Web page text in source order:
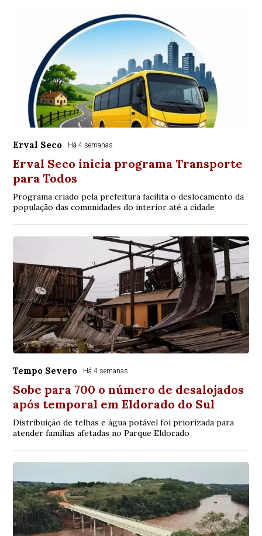
Erval Seco Há 4 semanas
Erval Seco inicia programa Transporte
para Todos
Programa criado pela prefeitura facilita o deslocamento da
população das comunidades do interior até a cidade
Tempo Severo Há 4 semanas
Sobe para 700 o número de desalojados
após temporal em Eldorado do Sul
Distribuição de telhas e água potável foi priorizada para
atender famílias afetadas no Parque Eldorado